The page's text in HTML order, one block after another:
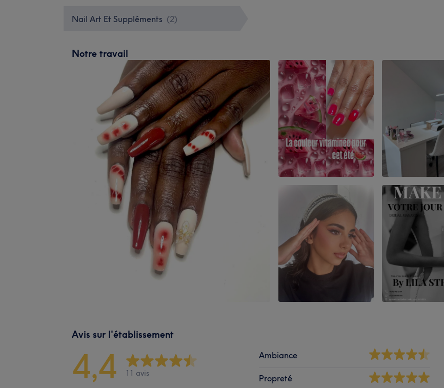
Nail Art Et Suppléments (2)
Notre travail
Avis sur l'établissement
4,4 11 avis
Ambiance
Propreté